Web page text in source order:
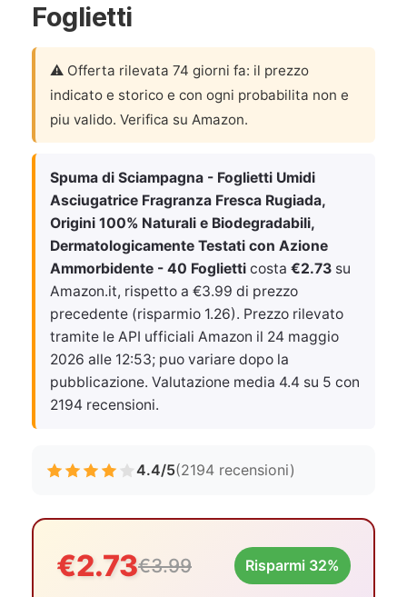
Foglietti
⚠️ Offerta rilevata 74 giorni fa: il prezzo
indicato e storico e con ogni probabilita non e
piu valido. Verifica su Amazon.
Spuma di Sciampagna - Foglietti Umidi
Asciugatrice Fragranza Fresca Rugiada,
Origini 100% Naturali e Biodegradabili,
Dermatologicamente Testati con Azione
Ammorbidente - 40 Foglietti costa €2.73 su
Amazon.it, rispetto a €3.99 di prezzo
precedente (risparmio 1.26). Prezzo rilevato
tramite le API ufficiali Amazon il 24 maggio
2026 alle 12:53; puo variare dopo la
pubblicazione. Valutazione media 4.4 su 5 con
2194 recensioni.
4.4/5(2194 recensioni)
€2.73€3.99 Risparmi 32%